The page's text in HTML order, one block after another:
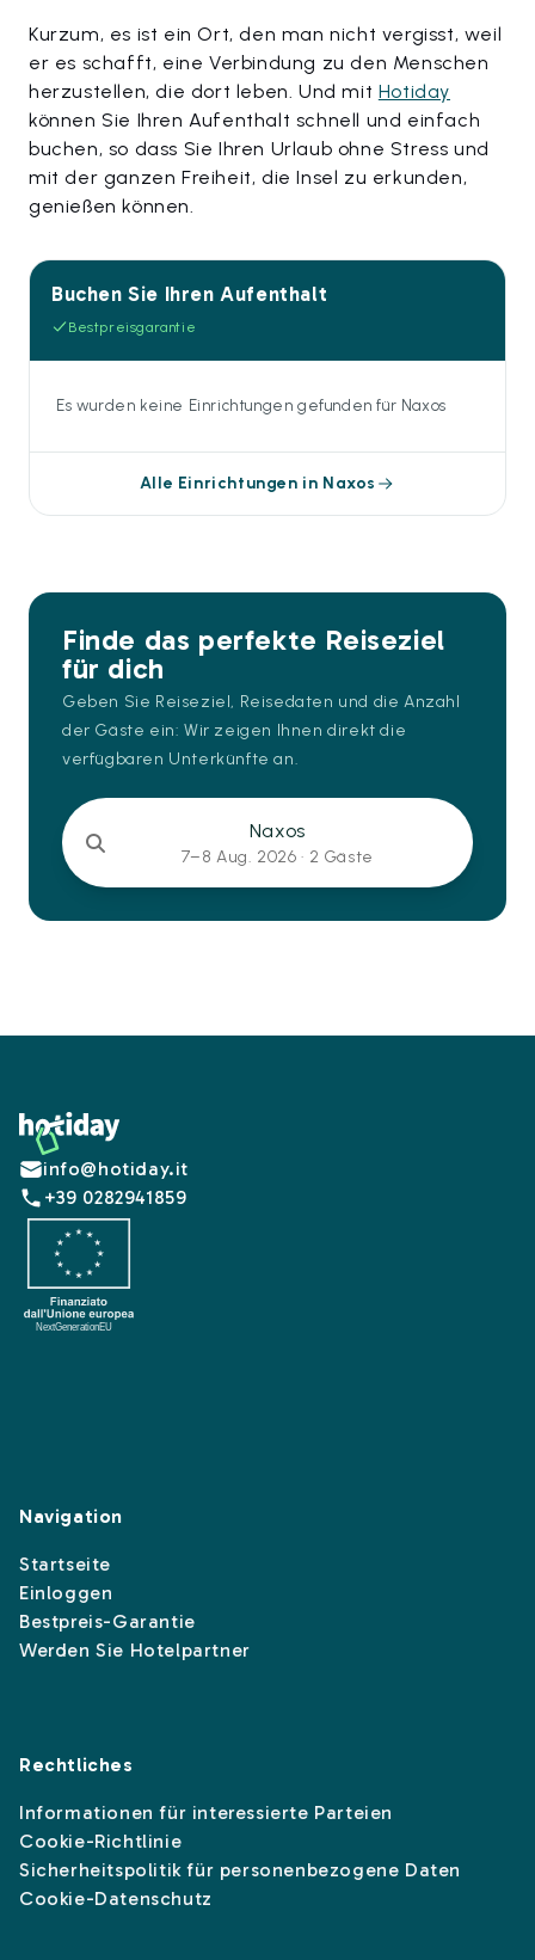
Kurzum, es ist ein Ort, den man nicht vergisst, weil
er es schafft, eine Verbindung zu den Menschen
herzustellen, die dort leben. Und mit Hotiday
können Sie Ihren Aufenthalt schnell und einfach
buchen, so dass Sie Ihren Urlaub ohne Stress und
mit der ganzen Freiheit, die Insel zu erkunden,
genießen können.
Buchen Sie Ihren Aufenthalt
Bestpreisgarantie
Es wurden keine Einrichtungen gefunden für Naxos
Alle Einrichtungen in Naxos
Finde das perfekte Reiseziel
für dich
Geben Sie Reiseziel, Reisedaten und die Anzahl
der Gäste ein: Wir zeigen Ihnen direkt die
verfügbaren Unterkünfte an.
Naxos
7–8 Aug. 2026 · 2 Gäste
Footer
info@hotiday.it
+39 0282941859
Navigation
Startseite
Einloggen
Bestpreis-Garantie
Werden Sie Hotelpartner
Rechtliches
Informationen für interessierte Parteien
Cookie-Richtlinie
Sicherheitspolitik für personenbezogene Daten
Cookie-Datenschutz